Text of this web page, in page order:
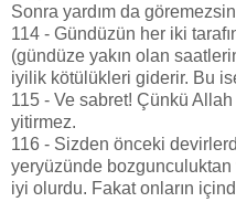
Sonra yardım da
114 - Gündüzün her iki
(gündüze yakın olan
iyilik kötülükleri giderir. Bu
115 - Ve sabret! Çünkü
yitirmez.
116 - Sizden önceki
yeryüzünde bozgunculuktan
iyi olurdu. Fakat onların